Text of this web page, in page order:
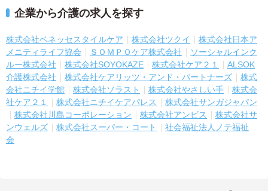
企業から介護の求人を探す
株式会社ベネッセスタイルケア 株式会社ツクイ
株式会社日本ア
メニティライフ協会
ＳＯＭＰＯケア株式会社
ソーシャルインク
ルー株式会社
株式会社SOYOKAZE 株式会社ケア２１
ALSOK
介護株式会社
株式会社ケアリッツ・アンド・パートナーズ
株式
会社ニチイ学館
株式会社ソラスト 株式会社やさしい手
株式会
社ケア２１
株式会社ニチイケアパレス
株式会社サンガジャパン
株式会社川島コーポレーション
株式会社アンビス
株式会社サ
ンウェルズ
株式会社スーパー・コート
社会福祉法人ノテ福祉
会